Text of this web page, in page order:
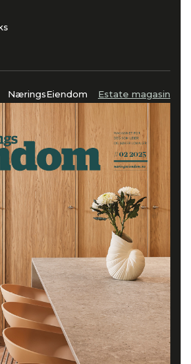
NæringsEiendom Estate magasin